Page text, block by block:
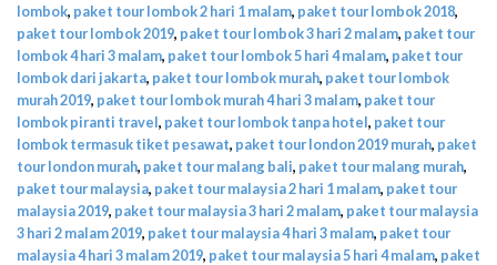
lombok, paket tour lombok 2 hari 1 malam, paket tour lombok 2018,
paket tour lombok 2019, paket tour lombok 3 hari 2 malam, paket tour
lombok 4 hari 3 malam, paket tour lombok 5 hari 4 malam, paket tour
lombok dari jakarta, paket tour lombok murah, paket tour lombok
murah 2019, paket tour lombok murah 4 hari 3 malam, paket tour
lombok piranti travel, paket tour lombok tanpa hotel, paket tour
lombok termasuk tiket pesawat, paket tour london 2019 murah, paket
tour london murah, paket tour malang bali, paket tour malang murah,
paket tour malaysia, paket tour malaysia 2 hari 1 malam, paket tour
malaysia 2019, paket tour malaysia 3 hari 2 malam, paket tour malaysia
3 hari 2 malam 2019, paket tour malaysia 4 hari 3 malam, paket tour
malaysia 4 hari 3 malam 2019, paket tour malaysia 5 hari 4 malam, paket